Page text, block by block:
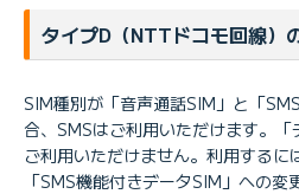
タイプD（NTTドコモ回線）
SIM種別が「音声通話SIM」と「
合、SMSはご利用いただけます。
ご利用いただけません。利用するに
「SMS機能付きデータSIM」への変